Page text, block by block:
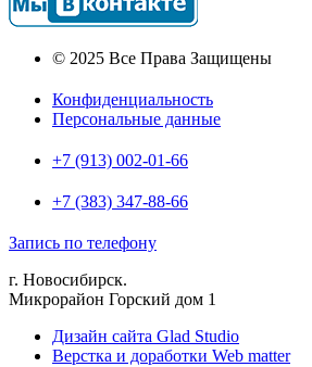
© 2025 Все Права Защищены
Конфиденциальность
Персональные данные
+7 (913) 002-01-66
+7 (383) 347-88-66
Запись по телефону
г. Новосибирск.
Микрорайон Горский дом 1
Дизайн сайта Glad Studio
Верстка и доработки Web matter